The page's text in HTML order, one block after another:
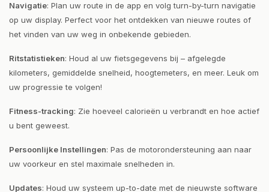
Navigatie: Plan uw route in de app en volg turn-by-turn navigatie
op uw display. Perfect voor het ontdekken van nieuwe routes of
het vinden van uw weg in onbekende gebieden.
Ritstatistieken: Houd al uw fietsgegevens bij – afgelegde
kilometers, gemiddelde snelheid, hoogtemeters, en meer. Leuk om
uw progressie te volgen!
Fitness-tracking: Zie hoeveel calorieën u verbrandt en hoe actief
u bent geweest.
Persoonlijke Instellingen: Pas de motorondersteuning aan naar
uw voorkeur en stel maximale snelheden in.
Updates: Houd uw systeem up-to-date met de nieuwste software